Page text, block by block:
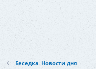
Беседка. Новости дня